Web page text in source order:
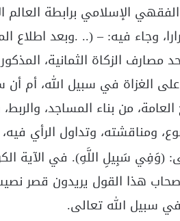
الإسلامي برابطة
وجاء فيه: – (.. .وبعد
مصارف الزكاة الثمانية،
الغزاة في سبيل الله، أم
من بناء المساجد،
ومناقشته، وتداول الرأي
(وَفِي سَبِيلِ اللَّهِ). في الآية
هذا القول يريدون قصر
سبيل الله تعالى.